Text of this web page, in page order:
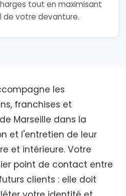
tout en maximisant
de votre devanture.
les
franchises et
Marseille dans la
et l'entretien de leur
et intérieure. Votre
point de contact entre
clients : elle doit